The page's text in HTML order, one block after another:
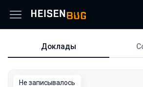
Доклады
Доклады
Не записывалось